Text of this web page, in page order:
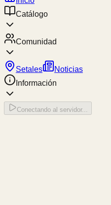
Catálogo
Comunidad
Setales
Noticias
Información
Conectando al servidor...